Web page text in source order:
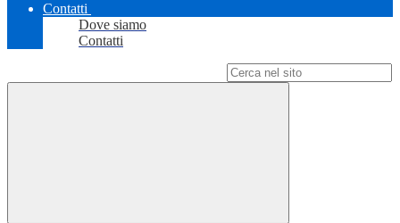
Contatti
Dove siamo
Contatti